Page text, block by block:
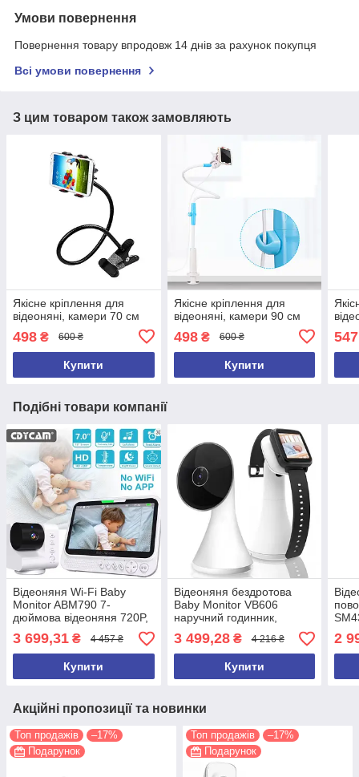
Умови повернення
Повернення товару впродовж 14 днів за рахунок покупця
Всі умови повернення
З цим товаром також замовляють
Якісне кріплення для
відеоняні, камери 70 см
498 ₴ 600 ₴
Купити
Якісне кріплення для
відеоняні, камери 90 см
498₴ 600 ₴
Купити
Подібні товари компанії
Відеоняня Wi-Fi Baby
Monitor ABM790 7-
дюймова відеоняня 720P,
4-кратний зум,
двостороннє аудіо, нічний
режим
3 699,31 ₴ 4 457 ₴
Купити
Відеоняня бездротова
Baby Monitor VB606
наручний годинник,
зворотний зв'язок, 1.5"
дисплей, датчик
температури, VOX
3 499,28₴ 4 216 ₴
Купити
2
Акційні пропозиції та новинки
Топ продажів
–17%
Подарунок
Топ продажів
–17%
Подарунок